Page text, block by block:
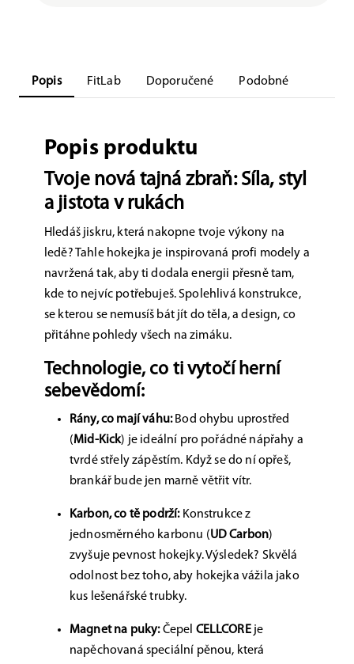
Popis FitLab Doporučené Podobné
Popis produktu
Tvoje nová tajná zbraň: Síla, styl
a jistota v rukách
Hledáš jiskru, která nakopne tvoje výkony na
ledě? Tahle hokejka je inspirovaná profi modely a
navržená tak, aby ti dodala energii přesně tam,
kde to nejvíc potřebuješ. Spolehlivá konstrukce,
se kterou se nemusíš bát jít do těla, a design, co
přitáhne pohledy všech na zimáku.
Technologie, co ti vytočí herní
sebevědomí:
Rány, co mají váhu:Bod ohybu uprostřed
(Mid-Kick) je ideální pro pořádné nápřahy a
tvrdé střely zápěstím. Když se do ní opřeš,
brankář bude jen marně větřit vítr.
Karbon, co tě podrží:Konstrukce z
jednosměrného karbonu (UD Carbon)
zvyšuje pevnost hokejky. Výsledek? Skvělá
odolnost bez toho, aby hokejka vážila jako
kus lešenářské trubky.
Magnet na puky:Čepel CELLCOREje
napěchovaná speciální pěnou, která